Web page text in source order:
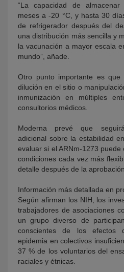
“La capacidad de
meses a -20 °C, y hasta 30
de refrigerador después del
una distribución más sencilla y
la vacunación a mayor escala
mundo”, añade.
Otro punto importante es
dilución en el sitio o
inmunización en múltiples
consultorios médicos.
Moderna prevé que
adicional sobre la estabilidad
evaluar si el ARNm-1273
condiciones cada vez más
detalle después de la
Información más detallada en
Según afirman los NIH, los
trabajadores de asociaciones
un grupo diverso de
conscientes de los efectos
epidemia en colectivos
37 % de los voluntarios del
raciales y étnicas.